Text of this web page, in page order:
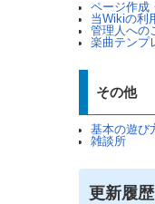
ページ作成
当Wikiの利
管理人への
楽曲テンプ
その他
基本の遊び
雑談所
更新履歴